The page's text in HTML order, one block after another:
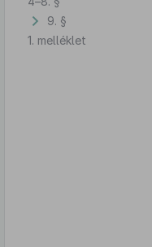
9. §
1. melléklet